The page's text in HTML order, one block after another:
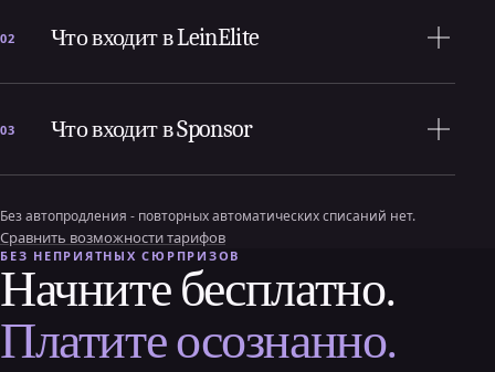
02 Что входит в LeinElite
03 Что входит в Sponsor
Без автопродления - повторных автоматических списаний нет.
Сравнить возможности тарифов
БЕЗ НЕПРИЯТНЫХ СЮРПРИЗОВ
Начните бесплатно.
Платите осознанно.